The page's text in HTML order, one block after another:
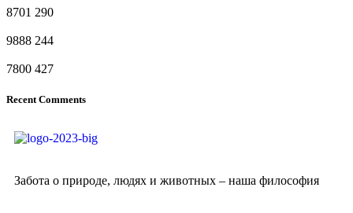
8701 290
9888 244
7800 427
Recent Comments
Забота о природе, людях и животных – наша философия